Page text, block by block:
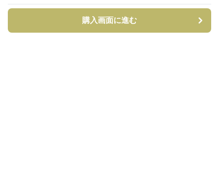
購入画面に進む
購入画面に進む